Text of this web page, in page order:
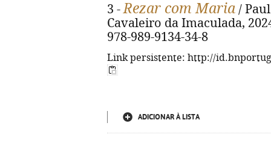
3 -Rezar com Maria /
Cavaleiro da Imaculada,
978-989-9134-34-8
Link persistente: http://
ADICIONAR À LISTA